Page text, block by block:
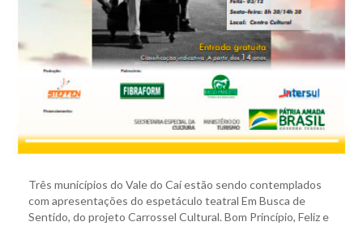
Três municípios do Vale do Caí estão sendo contemplados
com apresentações do espetáculo teatral Em Busca de
Sentido, do projeto Carrossel Cultural. Bom Princípio, Feliz e